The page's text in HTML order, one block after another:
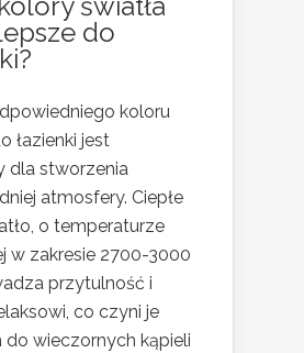
do
koloru
łazienki jest
dla stworzenia
atmosfery. Ciepłe
o temperaturze
w zakresie 2700-3000
przytulność i
co czyni je
do wieczornych kąpieli